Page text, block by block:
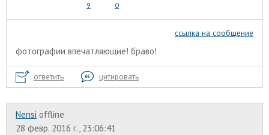
9 0
ссылка на сообщение
фотографии впечатляющие! браво!
ответить цитировать
Nensi offline
28 февр. 2016 г., 23:06:41